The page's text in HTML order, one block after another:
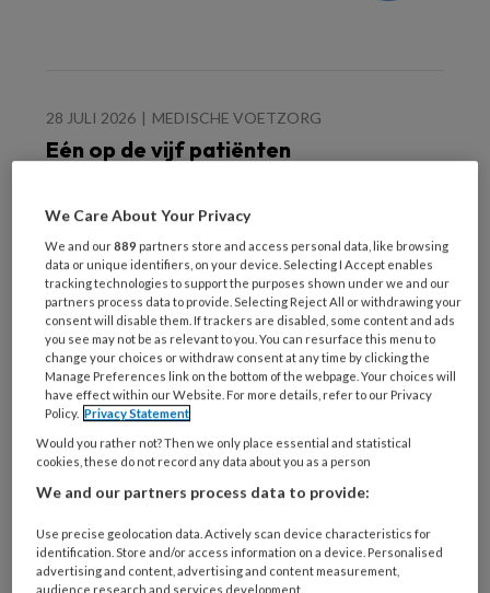
28 JULI 2026 MEDISCHE VOETZORG
Eén op de vijf patiënten
24 JULI 2026 MEDISCHE VOETZORG
Vlag kan nog niet uit
voor ulcera-sensors
We Care About Your Privacy
We and our889 partners store and access personal data, like browsing
data or unique identifiers, on your device. Selecting I Accept enables
tracking technologies to support the purposes shown under we and our
partners process data to provide. Selecting Reject All or withdrawing your
consent will disable them. If trackers are disabled, some content and ads
you see may not be as relevant to you. You can resurface this menu to
change your choices or withdraw consent at any time by clicking the
Manage Preferences link on the bottom of the webpage. Your choices will
have effect within our Website. For more details, refer to our Privacy
Policy. Privacy Statement
Would you rather not? Then we only place essential and statistical
cookies, these do not record any data about you as a person
We and our partners process data to provide:
Use precise geolocation data. Actively scan device characteristics for
identification. Store and/or access information on a device. Personalised
advertising and content, advertising and content measurement,
audience research and services development.